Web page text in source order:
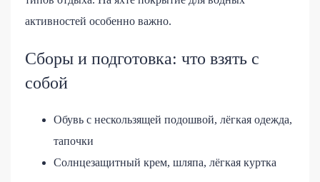
активностей особенно важно.
Сборы и подготовка: что взять с
собой
Обувь с нескользящей подошвой, лёгкая одежда,
тапочки
Солнцезащитный крем, шляпа, лёгкая куртка